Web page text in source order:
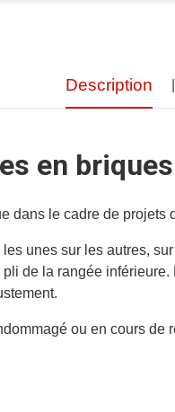
Description
en
dans le cadre de projets
unes sur les autres,
de la rangée
ou en cours